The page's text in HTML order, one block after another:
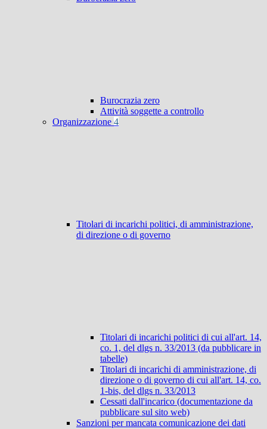
Burocrazia zero
Attività soggette a controllo
Organizzazione 4
Titolari di incarichi politici, di amministrazione,
di direzione o di governo
Titolari di incarichi politici di cui all'art. 14,
co. 1, del dlgs n. 33/2013 (da pubblicare in
tabelle)
Titolari di incarichi di amministrazione, di
direzione o di governo di cui all'art. 14, co.
1-bis, del dlgs n. 33/2013
Cessati dall'incarico (documentazione da
pubblicare sul sito web)
Sanzioni per mancata comunicazione dei dati